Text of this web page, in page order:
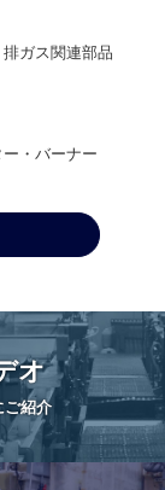
ガス関連部品
・バーナー
オ
ご紹介